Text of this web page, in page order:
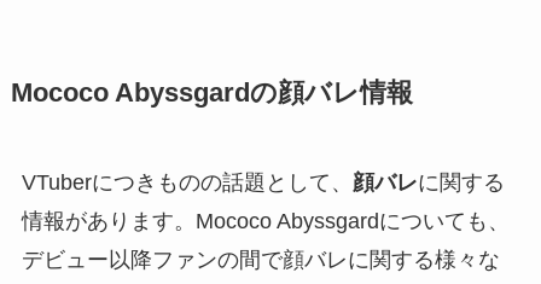
Mococo Abyssgardの顔バレ情報
VTuberにつきものの話題として、 顔バレに関する
情報があります。Mococo Abyssgardについても、
デビュー以降ファンの間で顔バレに関する様々な